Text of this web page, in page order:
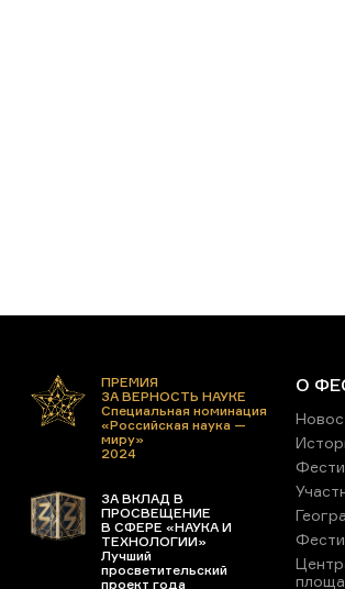
ПРЕМИЯ
ЗА ВЕРНОСТЬ НАУКЕ
Специальная номинация
«Российская наука —
миру»
2024
ЗА ВКЛАД В
ПРОСВЕЩЕНИЕ
В СФЕРЕ «НАУКА И
ТЕХНОЛОГИИ»
Лучший
просветительский
проект года
О